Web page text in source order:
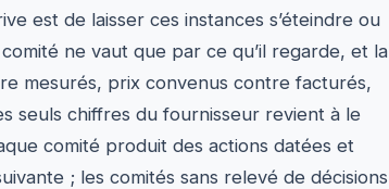
est de laisser ces instances s’éteindre ou
ne vaut que par ce qu’il regarde, et la
mesurés, prix convenus contre facturés,
seuls chiffres du fournisseur revient à le
comité produit des actions datées et
; les comités sans relevé de décisions